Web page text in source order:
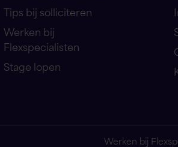
Tips bij solliciteren
Werken bij
Flexspecialisten
Stage lopen
Werken bij